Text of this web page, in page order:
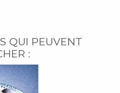
QUI PEUVENT
: